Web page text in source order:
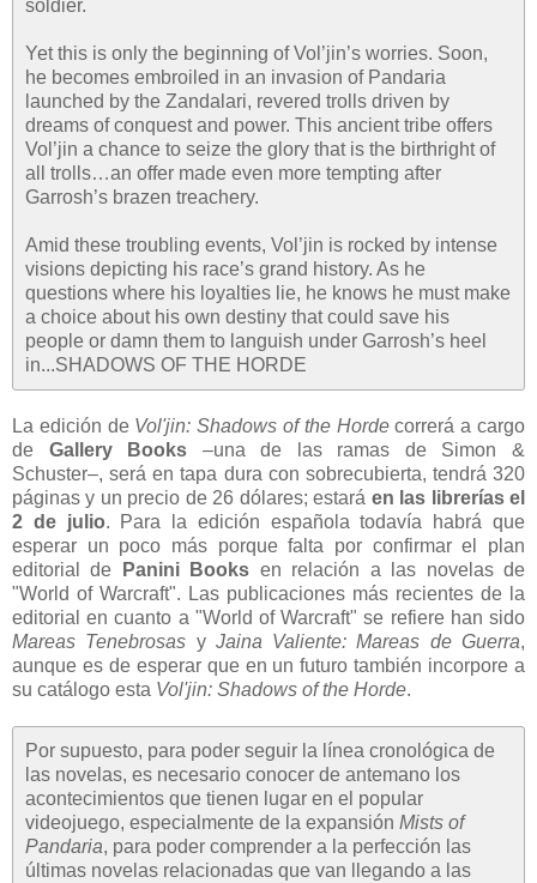
soldier.
Yet this is only the beginning of Vol’jin’s worries. Soon,
he becomes embroiled in an invasion of Pandaria
launched by the Zandalari, revered trolls driven by
dreams of conquest and power. This ancient tribe offers
Vol’jin a chance to seize the glory that is the birthright of
all trolls…an offer made even more tempting after
Garrosh’s brazen treachery.
Amid these troubling events, Vol’jin is rocked by intense
visions depicting his race’s grand history. As he
questions where his loyalties lie, he knows he must make
a choice about his own destiny that could save his
people or damn them to languish under Garrosh’s heel
in...SHADOWS OF THE HORDE
La edición de Vol'jin: Shadows of the Hordecorrerá a cargo
de Gallery Books –una de las ramas de Simon &
Schuster–, será en tapa dura con sobrecubierta, tendrá 320
páginas y un precio de 26 dólares; estará en las librerías el
2 de julio. Para la edición española todavía habrá que
esperar un poco más porque falta por confirmar el plan
editorial de
Panini Books en relación a las novelas de
"World of Warcraft". Las publicaciones más recientes de la
editorial en cuanto a "World of Warcraft" se refiere han sido
Mareas Tenebrosas y Jaina Valiente: Mareas de Guerra,
aunque es de esperar que en un futuro también incorpore a
su catálogo esta Vol'jin: Shadows of the Horde.
Por supuesto, para poder seguir la línea cronológica de
las novelas, es necesario conocer de antemano los
acontecimientos que tienen lugar en el popular
videojuego, especialmente de la expansión Mists of
Pandaria, para poder comprender a la perfección las
últimas novelas relacionadas que van llegando a las